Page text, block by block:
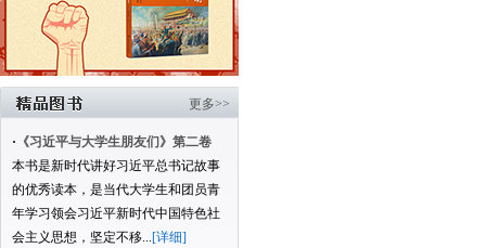
更多>>
· 《习近平与大学生朋友们》第二卷
本书是新时代讲好习近平总书记故事
的优秀读本，是当代大学生和团员青
年学习领会习近平新时代中国特色社
会主义思想，坚定不移...[详细]